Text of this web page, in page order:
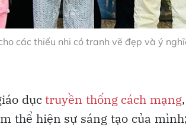
các thiếu nhi có tranh vẽ đẹp và ý
dụctruyền thống cách mạng
thể hiện sự sáng tạo của